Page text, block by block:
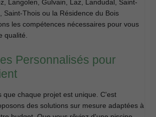
Langolen, Gulvain, Laz, Landudal, Saint-
Saint-Thois ou la Résidence du Bois
les compétences nécessaires pour vous
qualité.
Personnalisés pour
que chaque projet est unique. C'est
des solutions sur mesure adaptées à